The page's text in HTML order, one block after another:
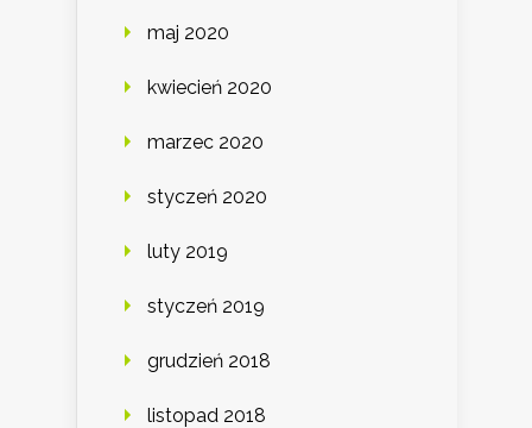
maj 2020
kwiecień 2020
marzec 2020
styczeń 2020
luty 2019
styczeń 2019
grudzień 2018
listopad 2018